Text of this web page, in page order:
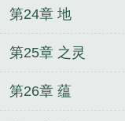
第24章 地
第25章 之灵
第26章 蕴